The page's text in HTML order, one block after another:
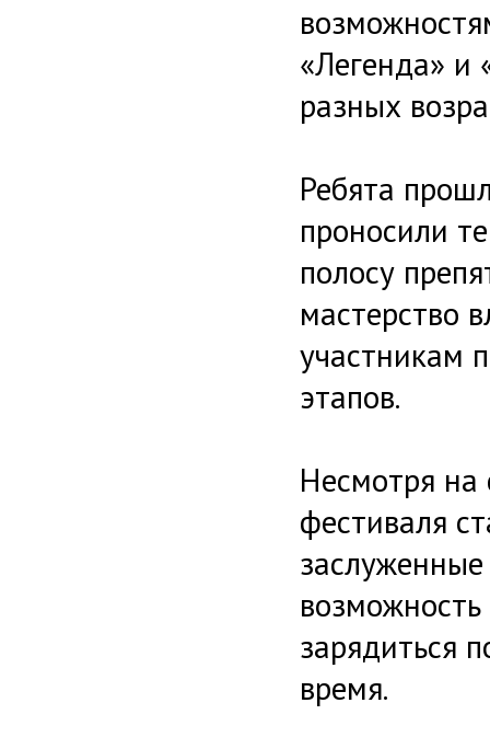
«Легенда» и
разных
Ребята
проносили
полосу
мастерство
участникам
этапов.
Несмотря на
фестиваля
зарядиться
время.